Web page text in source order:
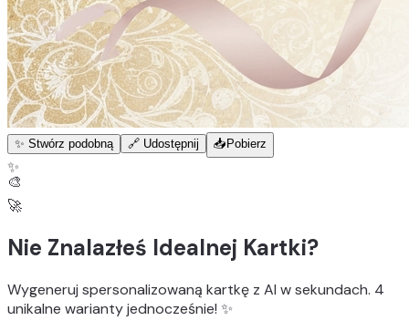
✨ Stwórz podobną 🔗 Udostępnij 📥 Pobierz
✨
🎨
🚀
Nie Znalazłeś Idealnej Kartki?
Wygeneruj spersonalizowaną kartkę z AI w sekundach. 4
unikalne wariantyjednocześnie! ✨